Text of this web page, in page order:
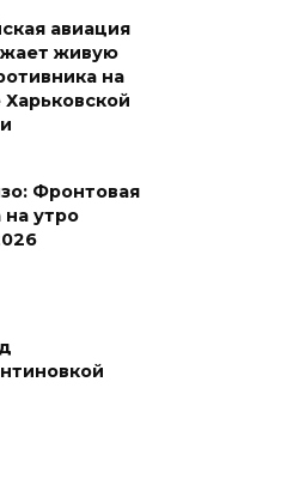
авиация
живую
на
Харьковской
Фронтовая
на утро